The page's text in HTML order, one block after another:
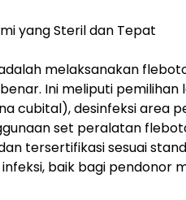
yang Steril dan Tepat
adalah melaksanakan
Ini meliputi pemilihan
cubital), desinfeksi area
set peralatan
tersertifikasi sesuai
baik bagi pendonor